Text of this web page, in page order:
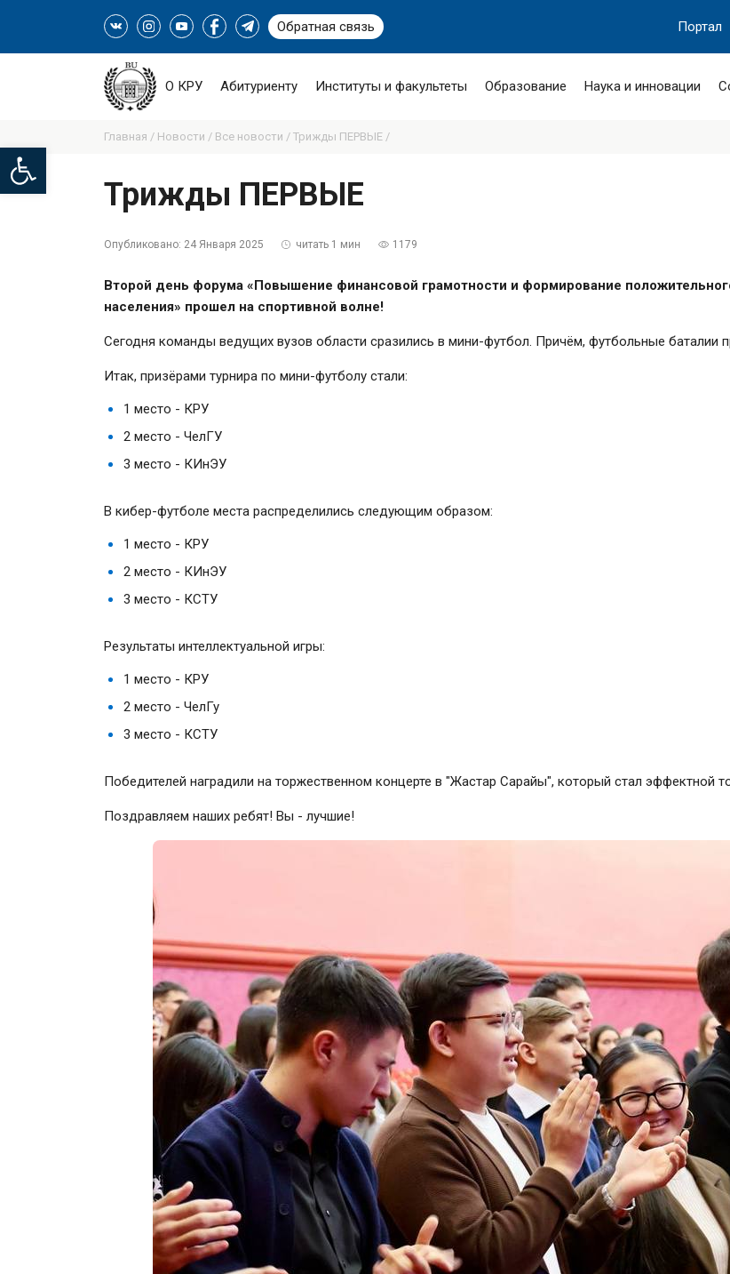
Open toolbar
Обратная связь Портал
О КРУ Абитуриенту Институты и факультеты Образование Наука и инновации
Главная / Новости / Все новости / Трижды ПЕРВЫЕ /
Трижды ПЕРВЫЕ
Опубликовано: 24 Января 2025 читать 1 мин 1179
Второй день форума «Повышение финансовой грамотности и формирование
населения» прошел на спортивной волне!
Сегодня команды ведущих вузов области сразились в мини-футбол. Причём, футбольные баталии
Итак, призёрами турнира по мини-футболу стали:
1 место - КРУ
2 место - ЧелГУ
3 место - КИнЭУ
В кибер-футболе места распределились следующим образом:
1 место - КРУ
2 место - КИнЭУ
3 место - КСТУ
Результаты интеллектуальной игры:
1 место - КРУ
2 место - ЧелГу
3 место - КСТУ
Победителей наградили на торжественном концерте в "Жастар Сарайы", который стал эффектной
Поздравляем наших ребят! Вы - лучшие!